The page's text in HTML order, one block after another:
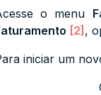
o menu
[2] ,
iniciar um